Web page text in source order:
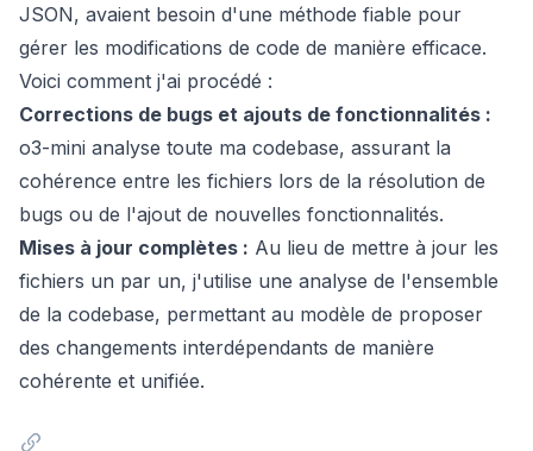
JSON, avaient besoin d'une méthode fiable pour
gérer les modifications de code de manière efficace.
Voici comment j'ai procédé :
Corrections de bugs et ajouts de fonctionnalités :
o3-mini analyse toute ma codebase, assurant la
cohérence entre les fichiers lors de la résolution de
bugs ou de l'ajout de nouvelles fonctionnalités.
Mises à jour complètes : Au lieu de mettre à jour les
fichiers un par un, j'utilise une analyse de l'ensemble
de la codebase, permettant au modèle de proposer
des changements interdépendants de manière
cohérente et unifiée.